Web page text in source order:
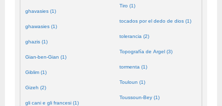
ghavasies (1)
ghawasies (1)
ghazis (1)
Gian-ben-Gian (1)
Giblim (1)
Gizeh (2)
gli cani e gli francesi (1)
Tiro (1)
tocados por el dedo de dios (1)
tolerancia (2)
Topografía de Argel (3)
tormenta (1)
Touloun (1)
Toussoun-Bey (1)